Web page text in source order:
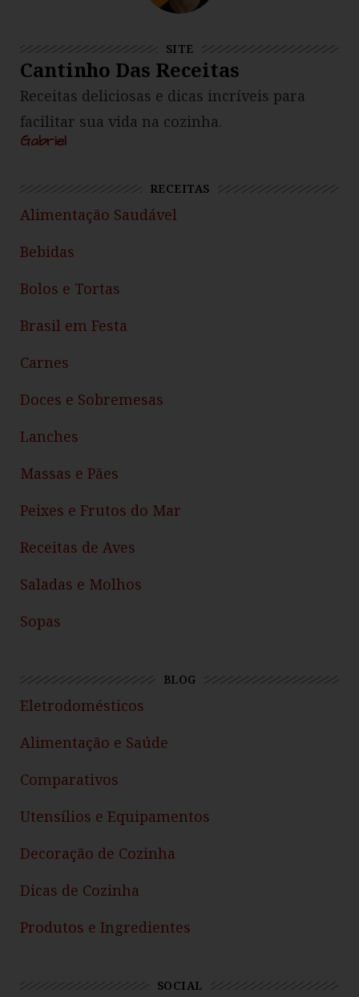
SITE
Cantinho Das Receitas
Receitas deliciosas e dicas incríveis para
facilitar sua vida na cozinha.
Gabriel
RECEITAS
Alimentação Saudável
Bebidas
Bolos e Tortas
Brasil em Festa
Carnes
Doces e Sobremesas
Lanches
Massas e Pães
Peixes e Frutos do Mar
Receitas de Aves
Saladas e Molhos
Sopas
BLOG
Eletrodomésticos
Alimentação e Saúde
Comparativos
Utensílios e Equipamentos
Decoração de Cozinha
Dicas de Cozinha
Produtos e Ingredientes
SOCIAL